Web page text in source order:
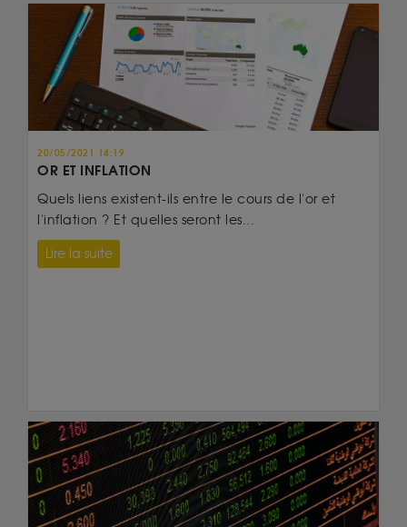
20/05/2021 14:19
OR ET INFLATION
Quels liens existent-ils entre le cours de l'or et
l'inflation ? Et quelles seront les...
Lire la suite